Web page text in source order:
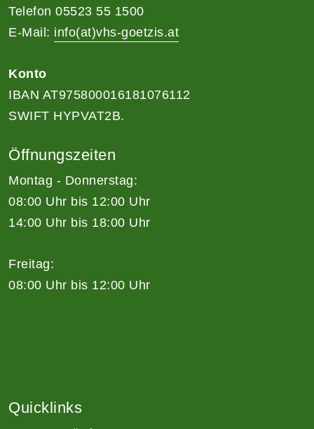
Telefon 05523 55 1500
E-Mail: info(at)vhs-goetzis.at
Konto
IBAN AT975800016181076112
SWIFT HYPVAT2B.
Öffnungszeiten
Montag - Donnerstag:
08:00 Uhr bis 12:00 Uhr
14:00 Uhr bis 18:00 Uhr
Freitag:
08:00 Uhr bis 12:00 Uhr
Quicklinks